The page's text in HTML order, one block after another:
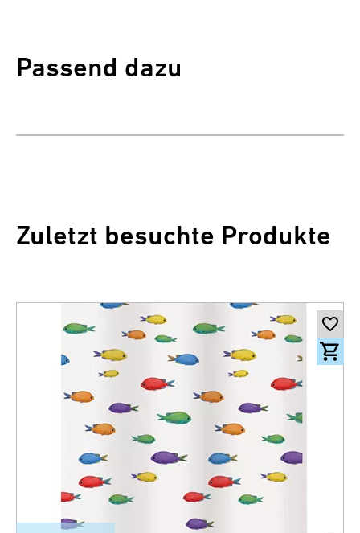
Passend dazu
Zuletzt besuchte Produkte